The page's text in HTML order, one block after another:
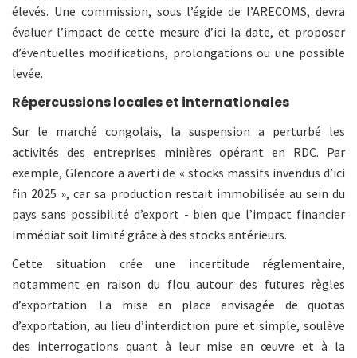
élevés. Une commission, sous l’égide de l’ARECOMS, devra
évaluer l’impact de cette mesure d’ici la date, et proposer
d’éventuelles modifications, prolongations ou une possible
levée.
Répercussions locales et internationales
Sur le marché congolais, la suspension a perturbé les
activités des entreprises minières opérant en RDC. Par
exemple, Glencore a averti de « stocks massifs invendus d’ici
fin 2025 », car sa production restait immobilisée au sein du
pays sans possibilité d’export - bien que l’impact financier
immédiat soit limité grâce à des stocks antérieurs.
Cette situation crée une incertitude réglementaire,
notamment en raison du flou autour des futures règles
d’exportation. La mise en place envisagée de quotas
d’exportation, au lieu d’interdiction pure et simple, soulève
des interrogations quant à leur mise en œuvre et à la